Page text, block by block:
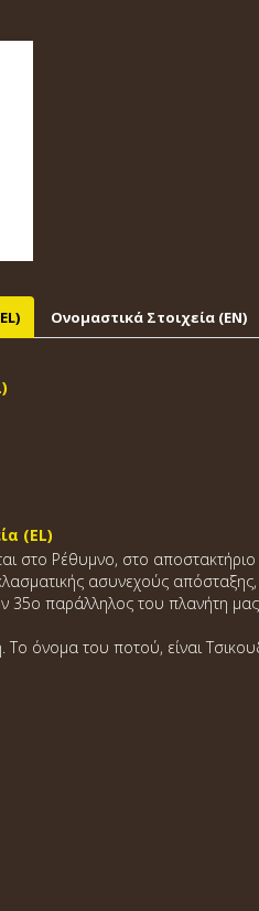
Ονομαστικά Στοιχεία (EΝ)
(EL)
στο Ρέθυμνο, στο
ασυνεχούς απόσταξης,
35ο παράλληλος του πλανήτη
Το όνομα του ποτού, είναι